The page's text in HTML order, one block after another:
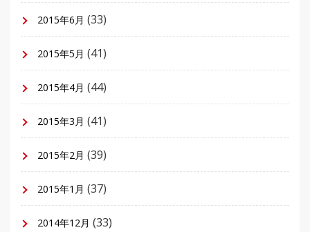
2015年6月 (33)
2015年5月 (41)
2015年4月 (44)
2015年3月 (41)
2015年2月 (39)
2015年1月 (37)
2014年12月 (33)